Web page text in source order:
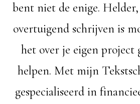
bent niet de enige.
overtuigend schrijven is
het over je eigen project
helpen. Met mijn
gespecialiseerd in